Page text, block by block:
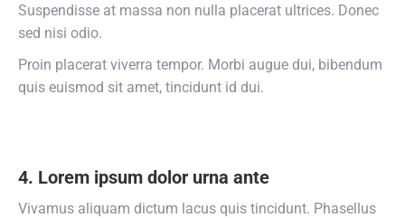
Suspendisse at massa non nulla placerat ultrices. Donec
sed nisi odio.
Proin placerat viverra tempor. Morbi augue dui, bibendum
quis euismod sit amet, tincidunt id dui.
4. Lorem ipsum dolor urna ante
Vivamus aliquam dictum lacus quis tincidunt. Phasellus